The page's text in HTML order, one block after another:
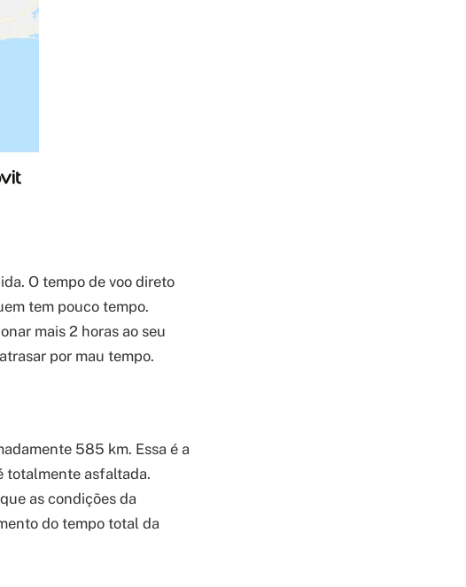
O tempo de voo direto
tem pouco tempo.
mais 2 horas ao seu
por mau tempo.
585 km. Essa é a
totalmente asfaltada.
as condições da
do tempo total da